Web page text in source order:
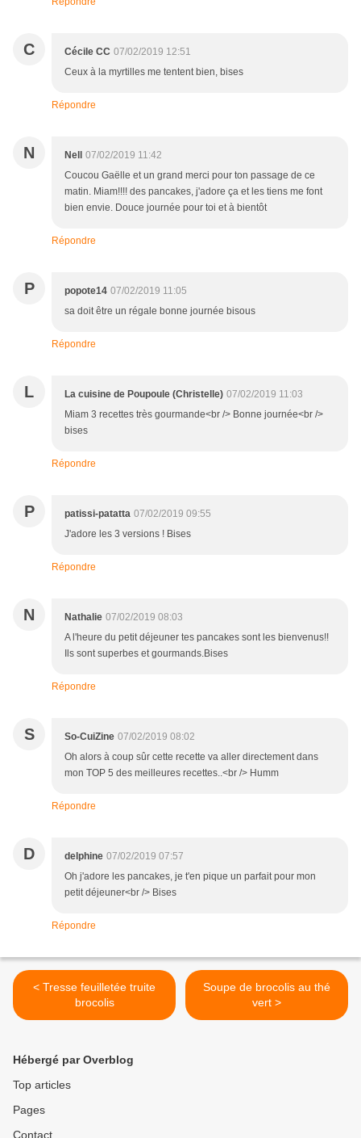
C Cécile CC 07/02/2019 12:51
Ceux à la myrtilles me tentent bien, bises
Répondre
N Nell
07/02/2019 11:42
Coucou Gaëlle et un grand merci pour ton passage de ce
matin. Miam!!!! des pancakes, j'adore ça et les tiens me font
bien envie. Douce journée pour toi et à bientôt
Répondre
P popote14 07/02/2019 11:05
sa doit être un régale bonne journée bisous
Répondre
L La cuisine de Poupoule (Christelle) 07/02/2019 11:03
Miam 3 recettes très gourmande<br /> Bonne journée<br />
bises
Répondre
P patissi-patatta 07/02/2019 09:55
J'adore les 3 versions ! Bises
Répondre
N Nathalie 07/02/2019 08:03
A l'heure du petit déjeuner tes pancakes sont les bienvenus!!
Ils sont superbes et gourmands.Bises
Répondre
S So-CuiZine 07/02/2019 08:02
Oh alors à coup sûr cette recette va aller directement dans
mon TOP 5 des meilleures recettes..<br /> Humm
Répondre
D delphine 07/02/2019 07:57
Oh j'adore les pancakes, je t'en pique un parfait pour mon
petit déjeuner<br /> Bises
Répondre
< Tresse feuilletée truite
brocolis
Soupe de brocolis au thé
vert >
Hébergé par Overblog
Top articles
Pages
Contact